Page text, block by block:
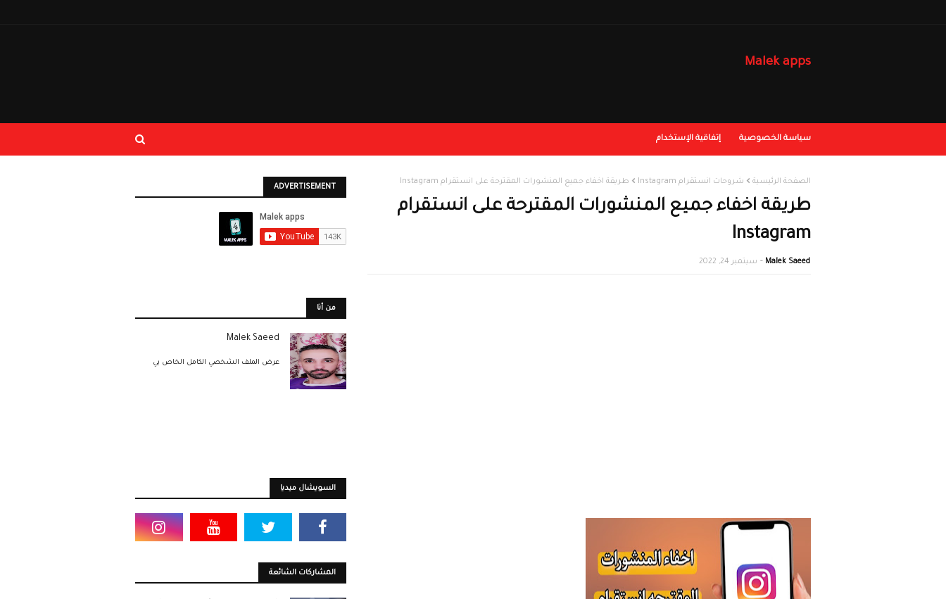
Malek apps
سياسة الخصوصية إتفاقية الإستخدام
الصفحة الرئيسية شروحات انستقرام Instagram طريقة اخفاء جميع المنشورات المقترحة على انستقرام Instagram
طريقة اخفاء جميع المنشورات المقترحة على انستقرام
Instagram
Malek Saeed سبتمبر 24, 2022
ADVERTISEMENT
من أنا
Malek Saeed
عرض الملف الشخصي الكامل الخاص بي
السويشال ميديا
المشاركات الشائعة